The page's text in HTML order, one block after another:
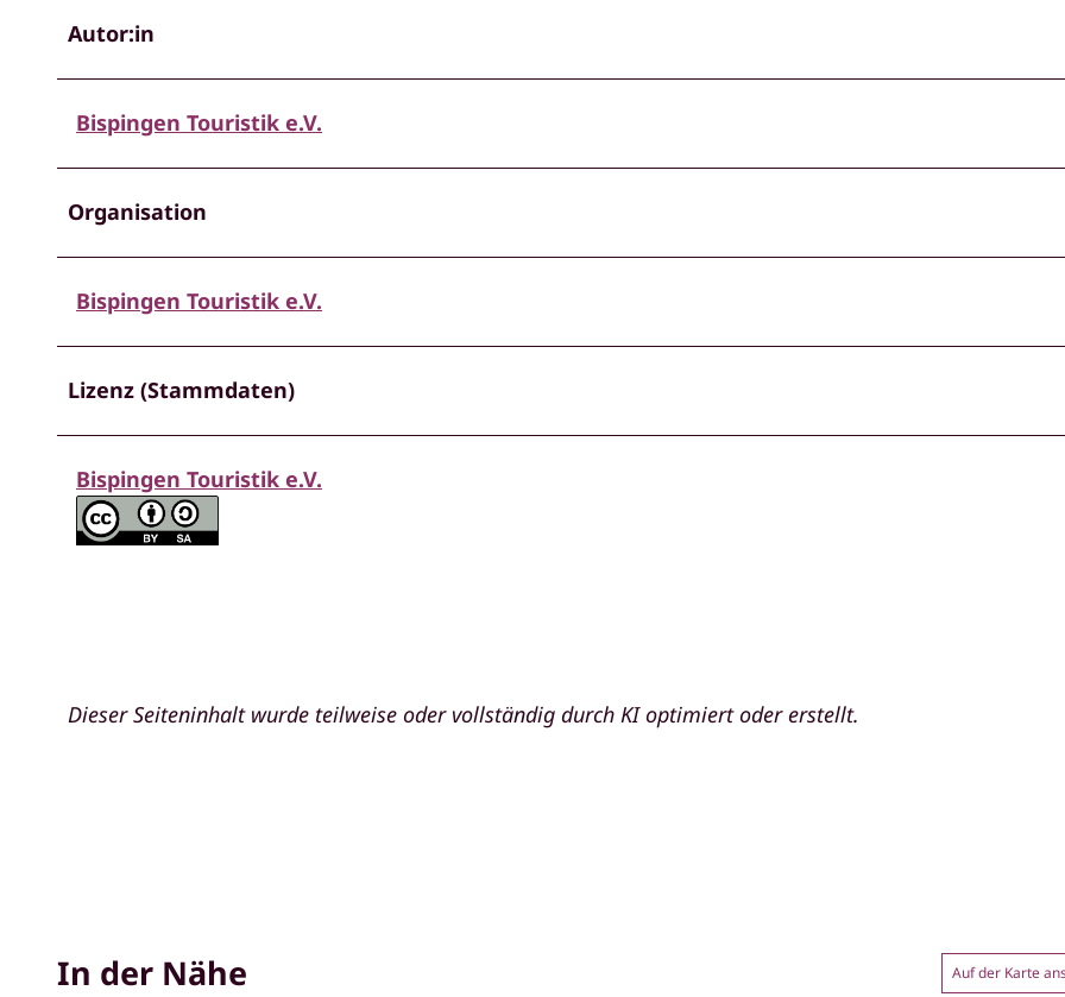
Autor:in
Bispingen Touristik e.V.
Organisation
Bispingen Touristik e.V.
Lizenz (Stammdaten)
Bispingen Touristik e.V.
Dieser Seiteninhalt wurde teilweise oder vollständig durch KI optimiert oder erstellt.
In der Nähe Auf der Karte